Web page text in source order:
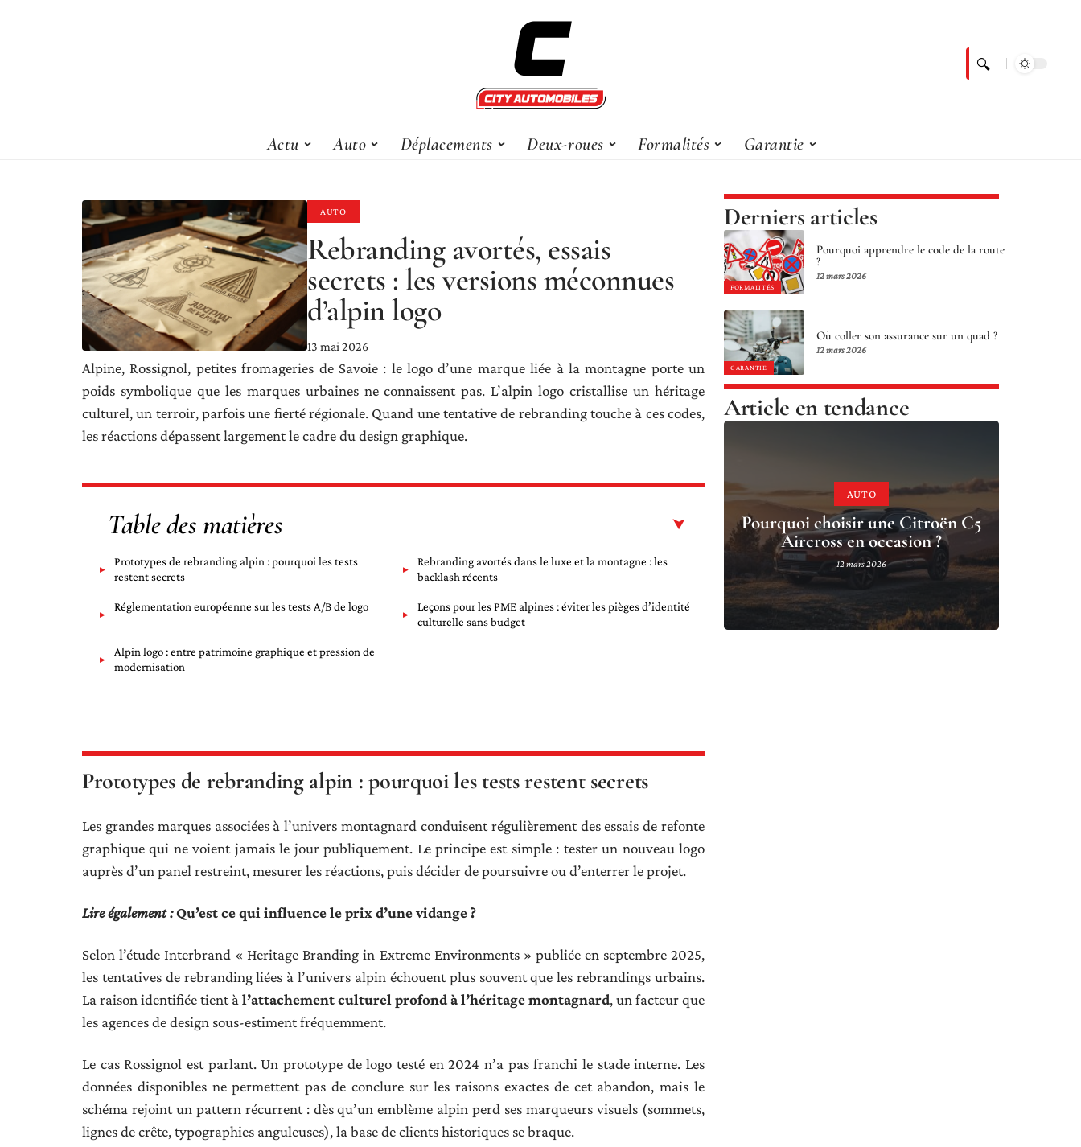
Actu Auto Déplacements Deux-roues Formalités Garantie
AUTO
Rebranding avortés, essais
secrets : les versions méconnues
d’alpin logo
13 mai 2026
Alpine, Rossignol, petites fromageries de Savoie : le logo d’une marque liée à la montagne porte un
poids symbolique que les marques urbaines ne connaissent pas. L’alpin logo cristallise un héritage
culturel, un terroir, parfois une fierté régionale. Quand une tentative de rebranding touche à ces codes,
les réactions dépassent largement le cadre du design graphique.
Table des matières
Prototypes de rebranding alpin : pourquoi les tests
restent secrets
Rebranding avortés dans le luxe et la montagne : les
backlash récents
Réglementation européenne sur les tests A/B de logo
Leçons pour les PME alpines : éviter les pièges d’identité
culturelle sans budget
Alpin logo : entre patrimoine graphique et pression de
modernisation
Prototypes de rebranding alpin : pourquoi les tests restent secrets
Les grandes marques associées à l’univers montagnard conduisent régulièrement des essais de refonte
graphique qui ne voient jamais le jour publiquement. Le principe est simple : tester un nouveau logo
auprès d’un panel restreint, mesurer les réactions, puis décider de poursuivre ou d’enterrer le projet.
Lire également :Qu’est ce qui influence le prix d’une vidange ?
Selon l’étude Interbrand « Heritage Branding in Extreme Environments » publiée en septembre 2025,
les tentatives de rebranding liées à l’univers alpin échouent plus souvent que les rebrandings urbains.
La raison identifiée tient à l’attachement culturel profond à l’héritage montagnard, un facteur que
les agences de design sous-estiment fréquemment.
Le cas Rossignol est parlant. Un prototype de logo testé en 2024 n’a pas franchi le stade interne. Les
données disponibles ne permettent pas de conclure sur les raisons exactes de cet abandon, mais le
schéma rejoint un pattern récurrent : dès qu’un emblème alpin perd ses marqueurs visuels (sommets,
lignes de crête, typographies anguleuses), la base de clients historiques se braque.
Derniers articles
FORMALITÉS
Pourquoi apprendre le code de la route
?
12 mars 2026
GARANTIE
Où coller son assurance sur un quad ?
12 mars 2026
Article en tendance
AUTO
Pourquoi choisir une Citroën C5
Aircross en occasion ?
12 mars 2026